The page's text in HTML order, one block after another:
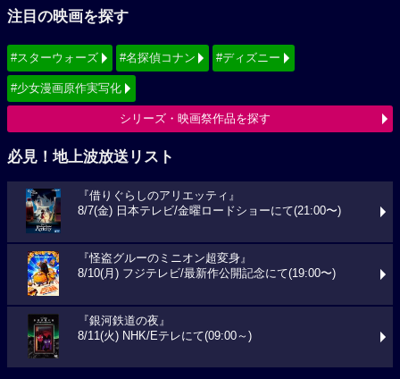
注目の映画を探す
#スターウォーズ #名探偵コナン #ディズニー
#少女漫画原作実写化
シリーズ・映画祭作品を探す
必見！地上波放送リスト
『借りぐらしのアリエッティ』
8/7(金) 日本テレビ/金曜ロードショーにて(21:00〜)
『怪盗グルーのミニオン超変身』
8/10(月) フジテレビ/最新作公開記念にて(19:00〜)
『銀河鉄道の夜』
8/11(火) NHK/Eテレにて(09:00～)